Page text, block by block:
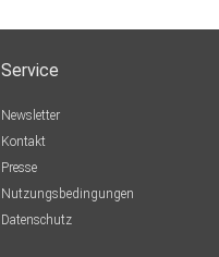
Service
Newsletter
Kontakt
Presse
Nutzungsbedingungen
Datenschutz